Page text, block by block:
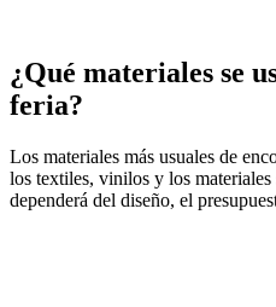
¿Qué materiales se
feria?
Los materiales más usuales de
los textiles, vinilos y los materiales
dependerá del diseño, el